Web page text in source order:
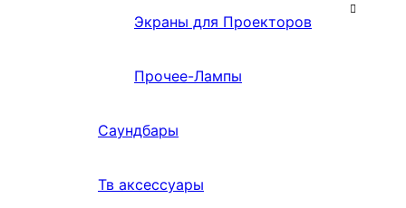
Экраны для Проекторов
Прочее-Лампы
Саундбары
Тв аксессуары